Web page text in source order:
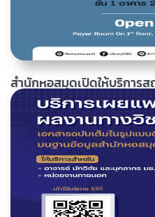
สำนักหอสมุดเปิดให้บริการ
สำนักหอสมุดเปิดให้บริการสถานที่ศ
บุคลากร มหาวิทยาลัยเชียงใหม่ เข้า
ปฏิบัติศาสนกิจ ชั้น 1 อาคาร 2 สำนักห
28 มิถุนายน 2567, 11.07 น.